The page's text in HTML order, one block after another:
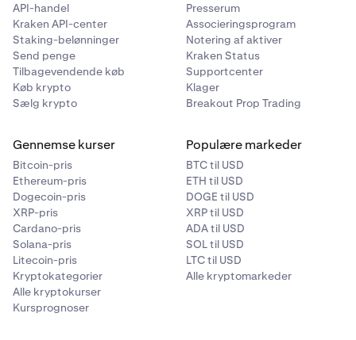
API-handel
Kraken API-center
Staking-belønninger
Send penge
Tilbagevendende køb
Køb krypto
Sælg krypto
Presserum
Associeringsprogram
Notering af aktiver
Kraken Status
Supportcenter
Klager
Breakout Prop Trading
Gennemse kurser
Bitcoin-pris
Ethereum-pris
Dogecoin-pris
XRP-pris
Cardano-pris
Solana-pris
Litecoin-pris
Kryptokategorier
Alle kryptokurser
Kursprognoser
Populære markeder
BTC til USD
ETH til USD
DOGE til USD
XRP til USD
ADA til USD
SOL til USD
LTC til USD
Alle kryptomarkeder